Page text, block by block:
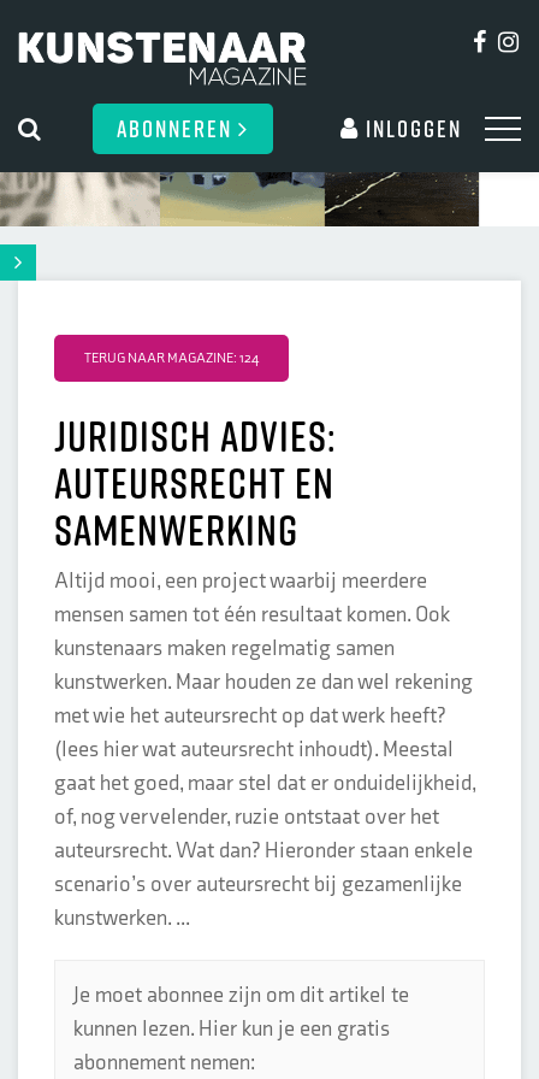
ABONNEREN Inloggen
TERUG NAAR MAGAZINE: 124
Juridisch advies:
Auteursrecht en
samenwerking
Altijd mooi, een project waarbij meerdere
mensen samen tot één resultaat komen. Ook
kunstenaars maken regelmatig samen
kunstwerken. Maar houden ze dan wel rekening
met wie het auteursrecht op dat werk heeft?
(lees hier wat auteursrecht inhoudt). Meestal
gaat het goed, maar stel dat er onduidelijkheid,
of, nog vervelender, ruzie ontstaat over het
auteursrecht. Wat dan? Hieronder staan enkele
scenario’s over auteursrecht bij gezamenlijke
kunstwerken. ...
Je moet abonnee zijn om dit artikel te
kunnen lezen. Hier kun je een gratis
abonnement nemen: